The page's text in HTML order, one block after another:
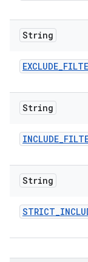
String
EXCLUDE_
String
INCLUDE_
String
STRICT_